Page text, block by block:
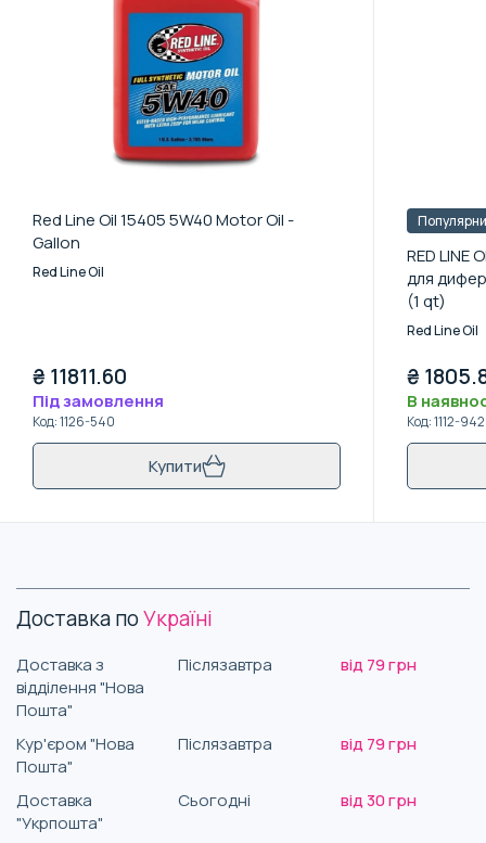
Red Line Oil 15405 5W40 Motor Oil -
Gallon
Red Line Oil
₴ 11811.60
Під замовлення
Код:1126-540
Купити
RED LINE
для
(1 qt)
Red Line Oil
₴
В
Код:1112-942
Доставка поУкраїні
Доставка з
відділення "Нова
Пошта"
Післязавтра від 79 грн
Кур'єром "Нова
Пошта"
Післязавтра від 79 грн
Доставка
"Укрпошта"
Сьогодні від 30 грн